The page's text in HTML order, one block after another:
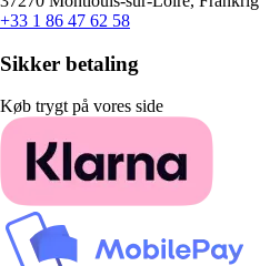
+33 1 86 47 62 58
Sikker betaling
Køb trygt på vores side